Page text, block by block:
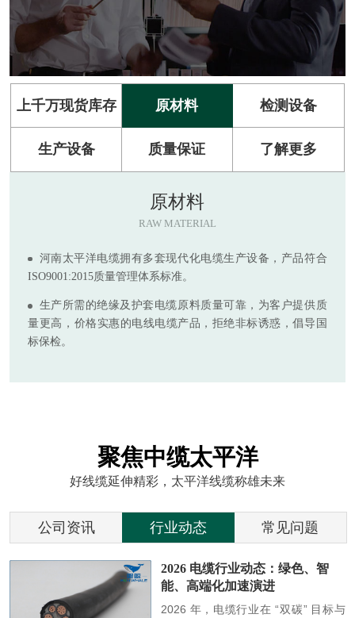
上千万现货库存 原材料 检测设备
生产设备 质量保证 了解更多
原材料
RAW MATERIAL
河南太平洋电缆拥有多套现代化电缆生产设备，产品符合
ISO9001:2015质量管理体系标准。
生产所需的绝缘及护套电缆原料质量可靠，为客户提供质
量更高，价格实惠的电线电缆产品，拒绝非标诱惑，倡导国
标保检。
聚焦中缆太平洋
好线缆延伸精彩，太平洋线缆称雄未来
公司资讯 行业动态 常见问题
2026 电缆行业动态：绿色、智
能、高端化加速演进
2026 年，电缆行业在 “双碳” 目标与